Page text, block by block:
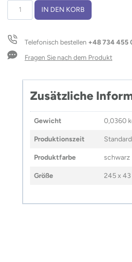
Armband
Menge
IN DEN KORB
Telefonisch bestellen +48 734 455
Fragen Sie nach dem Produkt
Zusätzliche
Gewicht 0,0360
Produktionszeit Standard
Produktfarbe schwarz
Größe 245 x 43